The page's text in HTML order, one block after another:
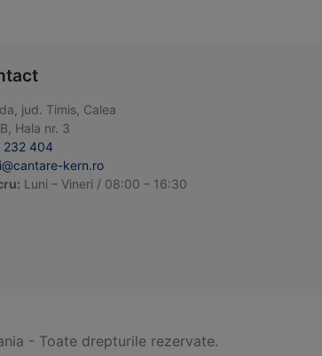
jud. Timis, Calea
Hala nr. 3
232 404
kern.ro
Luni – Vineri / 08:00 – 16:30
- Toate drepturile rezervate.